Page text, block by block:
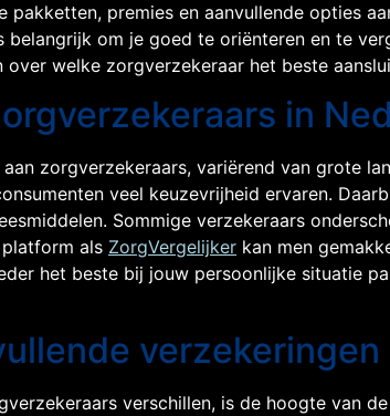
pakketten, premies en aanvullende opties
om je goed te oriënteren en te
welke zorgverzekeraar het beste
in
zorgverzekeraars, variërend van grote
veel keuzevrijheid ervaren.
Sommige verzekeraars
als ZorgVergelijker kan men
het beste bij jouw persoonlijke situatie
verzekeringen
verschillen, is de hoogte van